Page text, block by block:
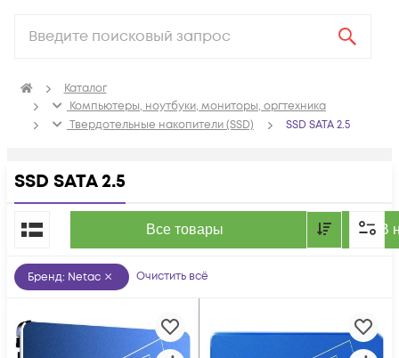
Каталог
Компьютеры, ноутбуки, мониторы, оргтехника
Твердотельные накопители (SSD)
SSD SATA 2.5
SSD SATA 2.5
Все товары В
По популярности
Бренд: Netac Очистить всё